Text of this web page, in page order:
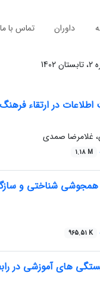
داوران تماس با ما
در ارتقاء
غلامرضا صمدی
1.18 M
همجوشی شناختی و
965.51 K
های آموزشی در